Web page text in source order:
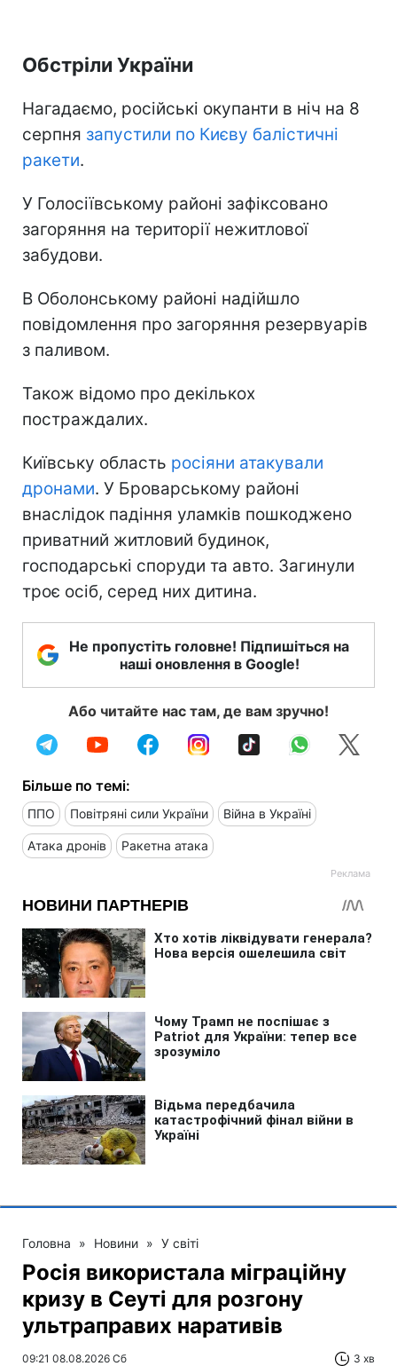
Обстріли України
Нагадаємо, російські окупанти в ніч на 8
серпня запустили по Києву балістичні
ракети.
У Голосіївському районі зафіксовано
загоряння на території нежитлової
забудови.
В Оболонському районі надійшло
повідомлення про загоряння резервуарів
з паливом.
Також відомо про декількох
постраждалих.
Київську область росіяни атакували
дронами. У Броварському районі
внаслідок падіння уламків пошкоджено
приватний житловий будинок,
господарські споруди та авто. Загинули
троє осіб, серед них дитина.
Не пропустіть головне! Підпишіться на
наші оновлення в Google!
Або читайте нас там, де вам зручно!
Більше по темі:
ППО Повітряні сили України Війна в Україні
Атака дронів Ракетна атака
Головна » Новини » У світі
Росія використала міграційну
кризу в Сеуті для розгону
ультраправих наративів
09:21 08.08.2026 Сб 3 хв